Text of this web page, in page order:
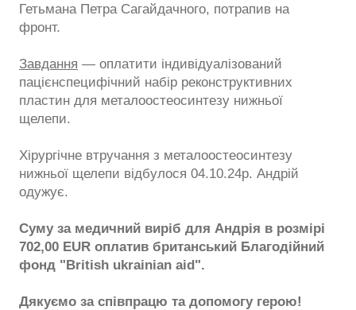
Гетьмана Петра Сагайдачного, потрапив на
фронт.
Завдання — оплатити індивідуалізований
пацієнспецифічний набір реконструктивних
пластин для металоостеосинтезу нижньої
щелепи.
Хірургічне втручання з металоостеосинтезу
нижньої щелепи відбулося 04.10.24р. Андрій
одужує.
Суму за медичний виріб для Андрія в розмірі
702,00 EUR оплатив британський Благодійний
фонд "British ukrainian aid".
Дякуємо за співпрацю та допомогу герою!